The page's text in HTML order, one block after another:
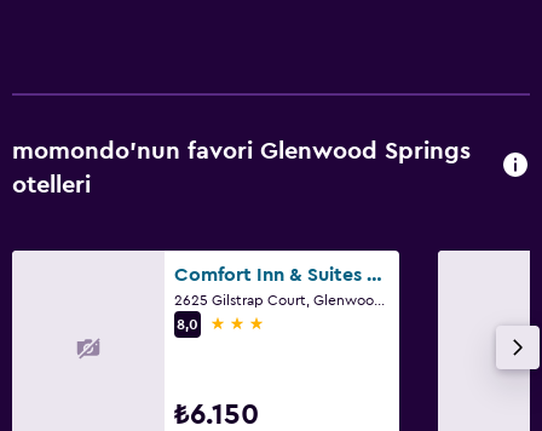
momondo'nun favori Glenwood Springs
otelleri
Comfort Inn & Suites Glenwood Springs On The River
8,0
3 yıldız
₺6.150